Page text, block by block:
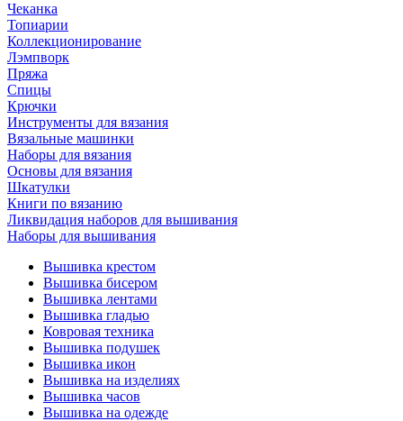
Чеканка
Топиарии
Коллекционирование
Лэмпворк
Пряжа
Спицы
Крючки
Инструменты для вязания
Вязальные машинки
Наборы для вязания
Основы для вязания
Шкатулки
Книги по вязанию
Ликвидация наборов для вышивания
Наборы для вышивания
Вышивка крестом
Вышивка бисером
Вышивка лентами
Вышивка гладью
Ковровая техника
Вышивка подушек
Вышивка икон
Вышивка на изделиях
Вышивка часов
Вышивка на одежде